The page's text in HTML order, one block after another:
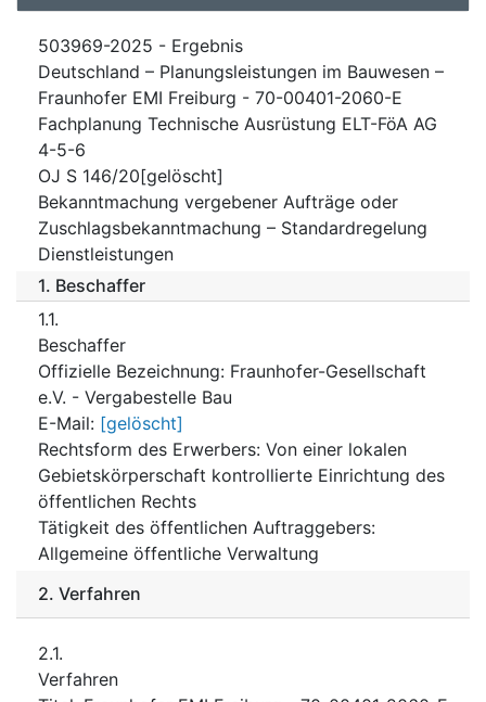
503969-2025 - Ergebnis
Deutschland – Planungsleistungen im Bauwesen –
Fraunhofer EMI Freiburg - 70-00401-2060-E
Fachplanung Technische Ausrüstung ELT-FöA AG
4-5-6
OJ S 146/20[gelöscht]
Bekanntmachung vergebener Aufträge oder
Zuschlagsbekanntmachung – Standardregelung
Dienstleistungen
1. Beschaffer
1.1.
Beschaffer
Offizielle Bezeichnung: Fraunhofer-Gesellschaft
e.V. - Vergabestelle Bau
E-Mail: [gelöscht]
Rechtsform des Erwerbers: Von einer lokalen
Gebietskörperschaft kontrollierte Einrichtung des
öffentlichen Rechts
Tätigkeit des öffentlichen Auftraggebers:
Allgemeine öffentliche Verwaltung
2. Verfahren
2.1.
Verfahren